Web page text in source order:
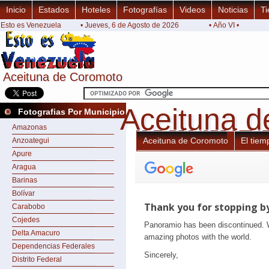
Aceituna de Coromoto
Aceituna de Coromoto
Inicio Estados Hoteles Fotografías Videos Noticias
Esto es Venezuela • Jueves, 6 de Agosto de 2026 • Año VI •
Fotografias Por Municipio
Amazonas
Anzoategui
Apure
Aragua
Barinas
Bolívar
Carabobo
Cojedes
Delta Amacuro
Dependencias Federales
Distrito Federal
Aceituna
Aceituna
Aceituna de Coromoto El